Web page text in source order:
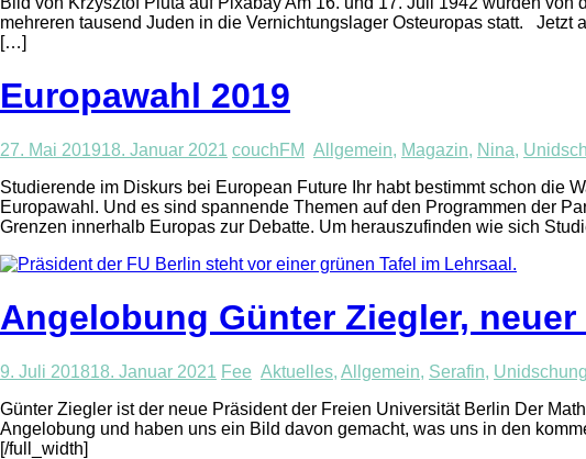
mehreren tausend Juden in die Vernichtungslager Osteuropas statt.
[…]
Europawahl 2019
27. Mai 201918. Januar 2021 couchFM Allgemein, Magazin, Nina,
Studierende im Diskurs bei European Future Ihr habt bestimmt schon
Europawahl. Und es sind spannende Themen auf den Programmen der
Grenzen innerhalb Europas zur Debatte. Um herauszufinden wie sich
Angelobung Günter Ziegler,
9. Juli 201818. Januar 2021 Fee Aktuelles, Allgemein, Serafin,
Günter Ziegler ist der neue Präsident der Freien Universität Berlin Der
Angelobung und haben uns ein Bild davon gemacht, was uns in den
[/full_width]